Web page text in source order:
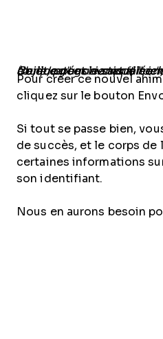
Ce que nous avons fait ici, c’est créer un nouvel objet, pour un animal nommé Spike, appartenant à une catégorie appelée "dog", avec
Pour créer ce nouvel
cliquez sur le bouton
Si tout se passe bien,
de succès, et le corps de
certaines informations
son identifiant.
Nous en aurons besoin